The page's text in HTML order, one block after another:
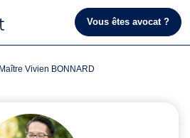
Vous êtes avocat ?
Maître Vivien BONNARD